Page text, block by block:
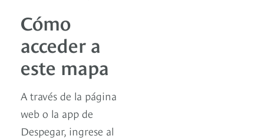
Cómo
acceder a
este mapa
A través de la página
web o la app de
Despegar, ingrese al